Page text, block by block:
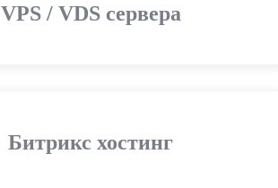
VPS / VDS сервера
Битрикс хостинг